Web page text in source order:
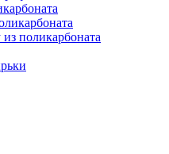
поликарбоната